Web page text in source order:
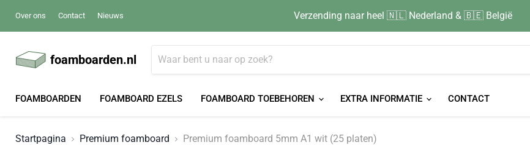
Over ons Contact Nieuws Verzending naar heel 🇳🇱 Nederland & 🇧🇪 België
foamboarden.nl
FOAMBOARDEN FOAMBOARD EZELS FOAMBOARD TOEBEHOREN EXTRA INFORMATIE CONTACT
Startpagina Premium foamboard Premium foamboard 5mm A1 wit (25 platen)